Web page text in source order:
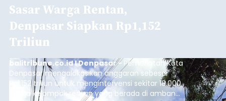
Sasar Warga Rentan,
Denpasar Siapkan Rp1,152
Triliun
balitribune.co.id I Denpasar - Pemerintah Kota
Denpasar mengalokasikan anggaran sebesar
Rp1,152 triliun untuk mengintervensi sekitar 18.000
warga kelompok rentan yang berada di ambang